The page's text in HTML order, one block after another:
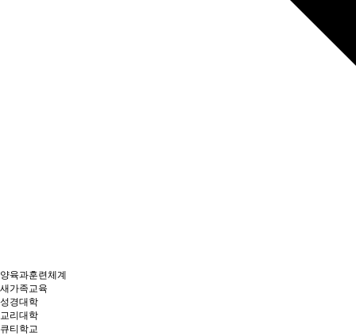
양육과훈련체계
새가족교육
성경대학
교리대학
큐티학교